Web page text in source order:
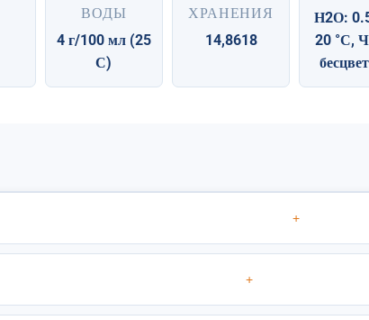
ВОДЫ
4 г/100 мл (25
С)
ХРАНЕНИЯ
14,8618
Н2О:
20 °С,
+
+